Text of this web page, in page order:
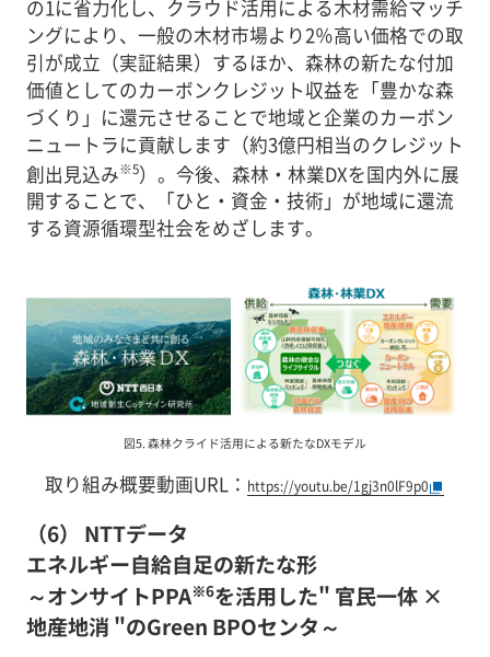
の1に省力化し、クラウド活用による木材需給マッチ
ングにより、一般の木材市場より2％高い価格での取
引が成立（実証結果）するほか、森林の新たな付加
価値としてのカーボンクレジット収益を「豊かな森
づくり」に還元させることで地域と企業のカーボン
ニュートラに貢献します（約3億円相当のクレジット
創出見込み※5）。今後、森林・林業DXを国内外に展
開することで、「ひと・資金・技術」が地域に還流
する資源循環型社会をめざします。
図5. 森林クライド活用による新たなDXモデル
取り組み概要動画URL： https://youtu.be/1gj3n0lF9p0
（6） NTTデータ
エネルギー自給自足の新たな形
～オンサイトPPA※6を活用した" 官民一体 ×
地産地消 "のGreen BPOセンタ～